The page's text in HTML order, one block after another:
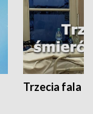
Trzecia fala -